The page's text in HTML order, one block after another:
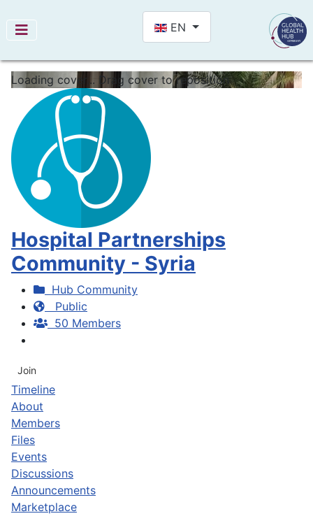
Select your language
EN
Loading cover... Drag cover to reposition
Hospital Partnerships
Community - Syria
Hub Community
Public
50 Members
Join
Timeline
About
Members
Files
Events
Discussions
Announcements
Marketplace